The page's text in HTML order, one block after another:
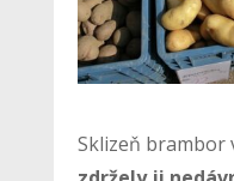
Sklizeň brambor